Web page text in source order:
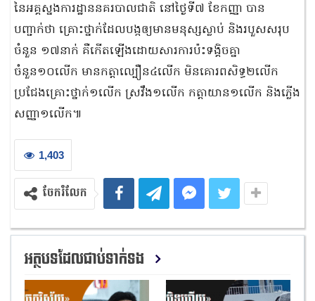
នៃអគ្គស្នងការដ្ឋាននគរបាលជាតិ នៅថ្ងៃទី៧ ខែកញ្ញា បាន
បញ្ជាក់ថា គ្រោះថ្នាក់ដែលបង្កឲ្យមានមនុស្សស្លាប់ និងរបួសសរុប
ចំនួន ១៧នាក់ គឺកើតឡើងដោយសារការប៉ះទង្គិចគ្នា
ចំនួន១០លើក មានកត្តាល្បឿន៤លើក មិនគោរពសិទ្ធ២លើក
ប្រជែងគ្រោះថ្នាក់១លើក ស្រវឹង១លើក កត្តាយាន១លើក និងភ្លើង
សញ្ញា១លើក៕
1,403
ចែករំលែក
អត្ថបទដែលជាប់ទាក់ទង